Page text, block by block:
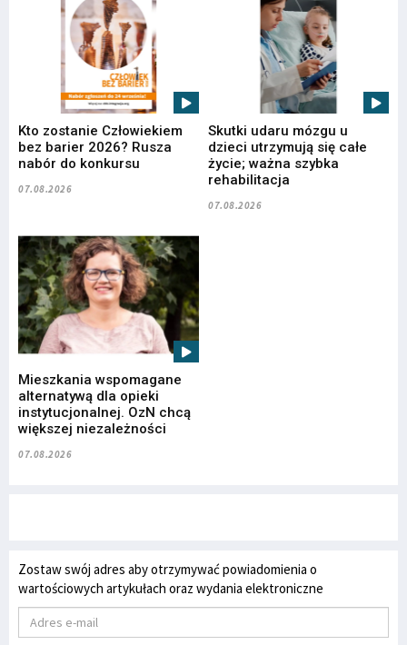
Kto zostanie Człowiekiem
bez barier 2026? Rusza
nabór do konkursu
07.08.2026
Skutki udaru mózgu u
dzieci utrzymują się całe
życie; ważna szybka
rehabilitacja
07.08.2026
Mieszkania wspomagane
alternatywą dla opieki
instytucjonalnej. OzN chcą
większej niezależności
07.08.2026
Zostaw swój adres aby otrzymywać powiadomienia o
wartościowych artykułach oraz wydania elektroniczne